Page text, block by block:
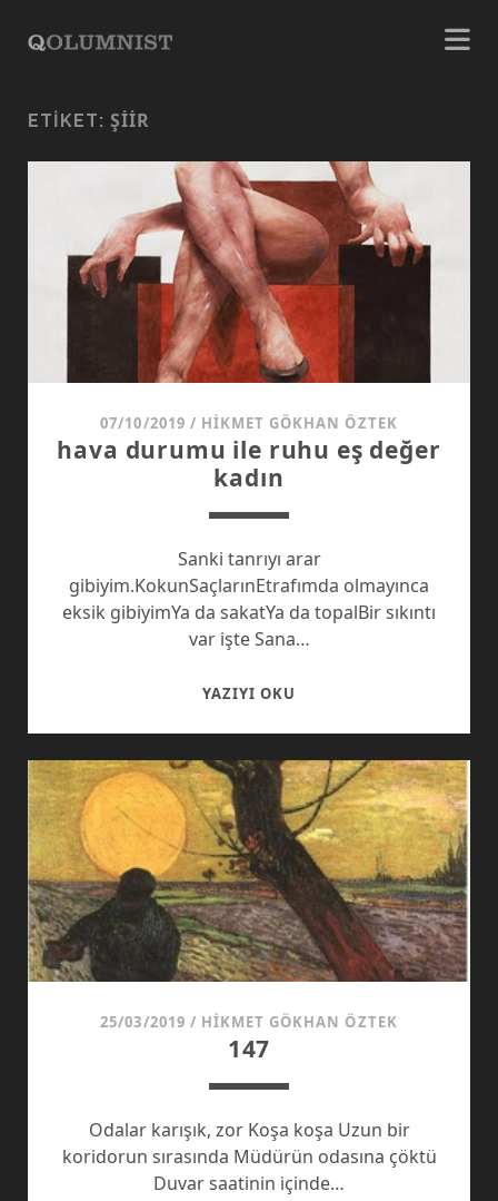
ETIKET: ŞIIR
07/10/2019 / HIKMET GÖKHAN ÖZTEK
hava durumu ile ruhu eş değer
kadın
Sanki tanrıyı arar
gibiyim.KokunSaçlarınEtrafımda olmayınca
eksik gibiyimYa da sakatYa da topalBir sıkıntı
var işte Sana…
YAZIYI OKU
RUHU
EŞ
DEĞER
KADIN
25/03/2019 / HIKMET GÖKHAN ÖZTEK
147
Odalar karışık, zor Koşa koşa Uzun bir
koridorun sırasında Müdürün odasına çöktü
Duvar saatinin içinde…